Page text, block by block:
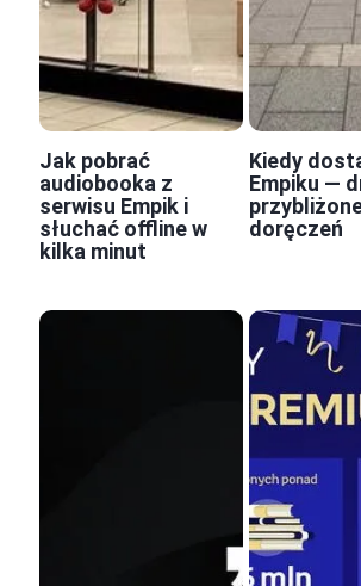
Jak pobrać
audiobooka z
serwisu Empik i
słuchać offline w
kilka minut
Kiedy
Empiku —
doręczeń